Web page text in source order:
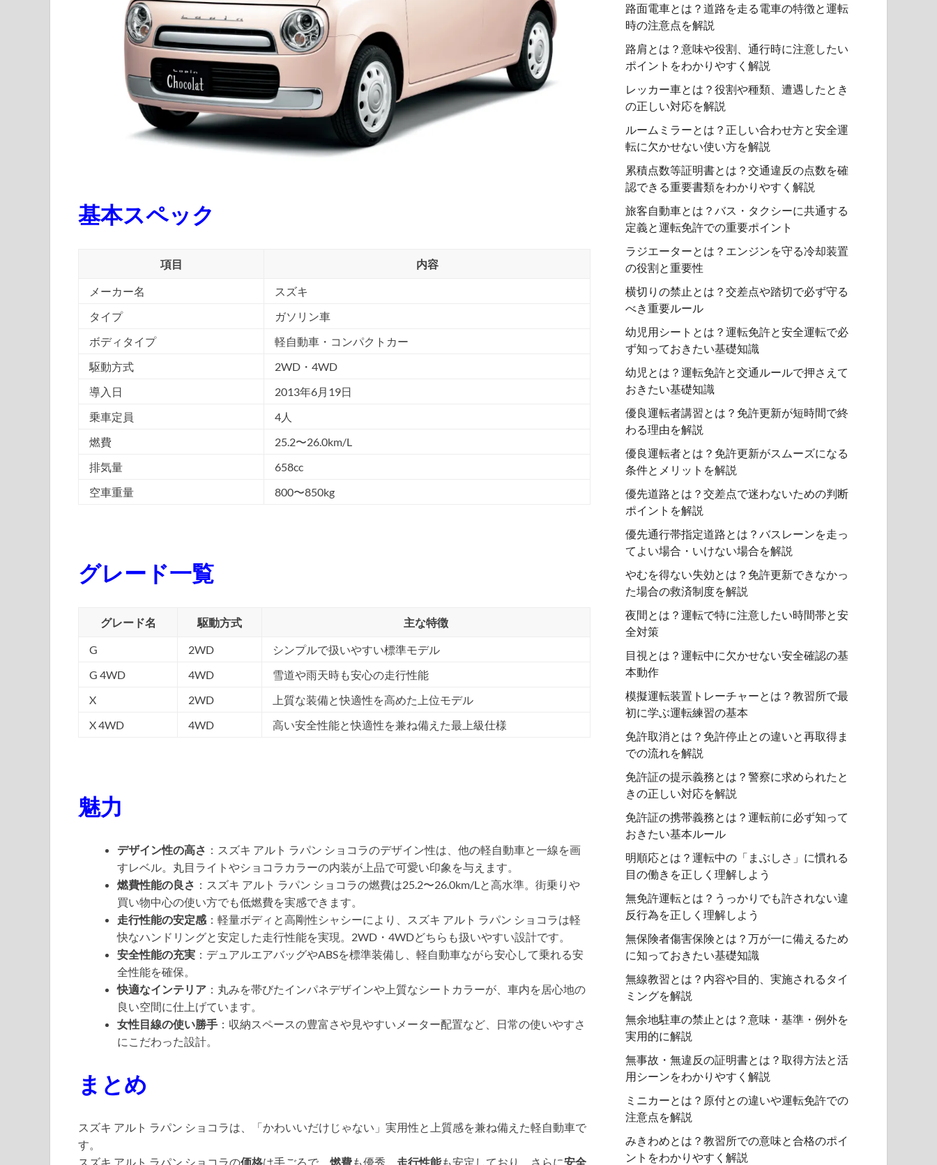
基本スペック
項目 内容
メーカー名
スズキ
タイプ
ガソリン車
ボディタイプ
軽自動車・コンパクトカー
駆動方式
2WD・4WD
導入日
2013年6月19日
乗車定員
4人
燃費
25.2〜26.0km/L
排気量
658cc
空車重量
800〜850kg
グレード一覧
グレード名 駆動方式 主な特徴
G 2WD
シンプルで扱いやすい標準モデル
G 4WD
4WD
雪道や雨天時も安心の走行性能
X
2WD
上質な装備と快適性を高めた上位モデル
X 4WD
4WD 高い安全性能と快適性を兼ね備えた最上級仕様
魅力
デザイン性の高さ ：スズキ アルト ラパン ショコラのデザイン性は、他の軽自動車と一線を画
すレベル。丸目ライトやショコラカラーの内装が上品で可愛い印象を与えます。
燃費性能の良さ ：スズキ アルト ラパン ショコラの燃費は25.2〜26.0km/Lと高水準。街乗りや
買い物中心の使い方でも低燃費を実感できます。
走行性能の安定感 ：軽量ボディと高剛性シャシーにより、スズキ アルト ラパン ショコラは軽
快なハンドリングと安定した走行性能を実現。2WD・4WDどちらも扱いやすい設計です。
安全性能の充実 ：デュアルエアバッグやABSを標準装備し、軽自動車ながら安心して乗れる安
全性能を確保。
快適なインテリア ：丸みを帯びたインパネデザインや上質なシートカラーが、車内を居心地の
良い空間に仕上げています。
女性目線の使い勝手 ：収納スペースの豊富さや見やすいメーター配置など、日常の使いやすさ
にこだわった設計。
まとめ
スズキ アルト ラパン ショコラは、「かわいいだけじゃない」実用性と上質感を兼ね備えた軽自動車で
す。
スズキ アルト ラパン ショコラの価格は手ごろで、 燃費も優秀、 走行性能も安定しており、さらに安全
路面電車とは？道路を走る電車の特徴と運転
時の注意点を解説
路肩とは？意味や役割、通行時に注意したい
ポイントをわかりやすく解説
レッカー車とは？役割や種類、遭遇したとき
の正しい対応を解説
ルームミラーとは？正しい合わせ方と安全運
転に欠かせない使い方を解説
累積点数等証明書とは？交通違反の点数を確
認できる重要書類をわかりやすく解説
旅客自動車とは？バス・タクシーに共通する
定義と運転免許での重要ポイント
ラジエーターとは？エンジンを守る冷却装置
の役割と重要性
横切りの禁止とは？交差点や踏切で必ず守る
べき重要ルール
幼児用シートとは？運転免許と安全運転で必
ず知っておきたい基礎知識
幼児とは？運転免許と交通ルールで押さえて
おきたい基礎知識
優良運転者講習とは？免許更新が短時間で終
わる理由を解説
優良運転者とは？免許更新がスムーズになる
条件とメリットを解説
優先道路とは？交差点で迷わないための判断
ポイントを解説
優先通行帯指定道路とは？バスレーンを走っ
てよい場合・いけない場合を解説
やむを得ない失効とは？免許更新できなかっ
た場合の救済制度を解説
夜間とは？運転で特に注意したい時間帯と安
全対策
目視とは？運転中に欠かせない安全確認の基
本動作
模擬運転装置トレーチャーとは？教習所で最
初に学ぶ運転練習の基本
免許取消とは？免許停止との違いと再取得ま
での流れを解説
免許証の提示義務とは？警察に求められたと
きの正しい対応を解説
免許証の携帯義務とは？運転前に必ず知って
おきたい基本ルール
明順応とは？運転中の「まぶしさ」に慣れる
目の働きを正しく理解しよう
無免許運転とは？うっかりでも許されない違
反行為を正しく理解しよう
無保険者傷害保険とは？万が一に備えるため
に知っておきたい基礎知識
無線教習とは？内容や目的、実施されるタイ
ミングを解説
無余地駐車の禁止とは？意味・基準・例外を
実用的に解説
無事故・無違反の証明書とは？取得方法と活
用シーンをわかりやすく解説
ミニカーとは？原付との違いや運転免許での
注意点を解説
みきわめとは？教習所での意味と合格のポイ
ントをわかりやすく解説